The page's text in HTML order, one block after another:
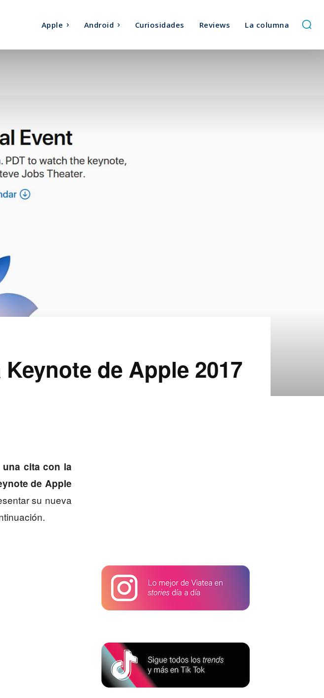
Apple Android Curiosidades Reviews La columna
de Apple 2017
cita con la
de Apple
su nueva